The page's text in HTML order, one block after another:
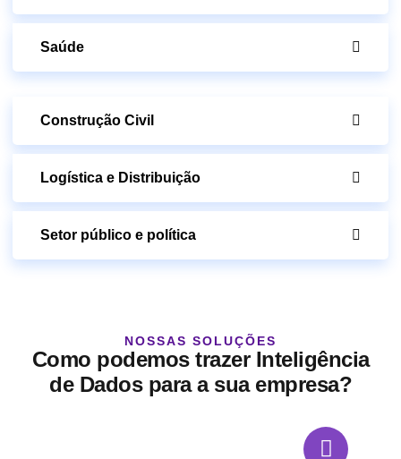
Saúde
Construção Civil
Logística e Distribuição
Setor público e política
NOSSAS SOLUÇÕES
Como podemos trazer Inteligência
de Dados para a sua empresa?